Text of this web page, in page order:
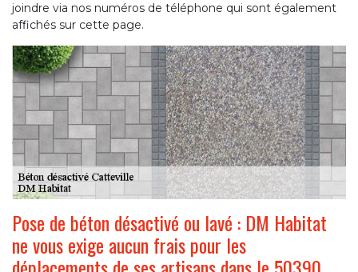
joindre via nos numéros de téléphone qui sont également
affichés sur cette page.
Pose de béton désactivé ou lavé : DM Habitat
ne vous exige aucun frais pour les